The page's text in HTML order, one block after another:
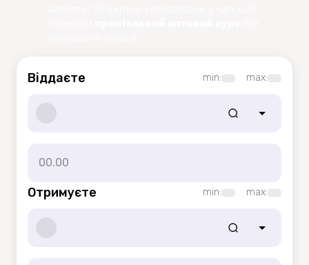
Віддаєте min: max:
Отримуєте min: max: